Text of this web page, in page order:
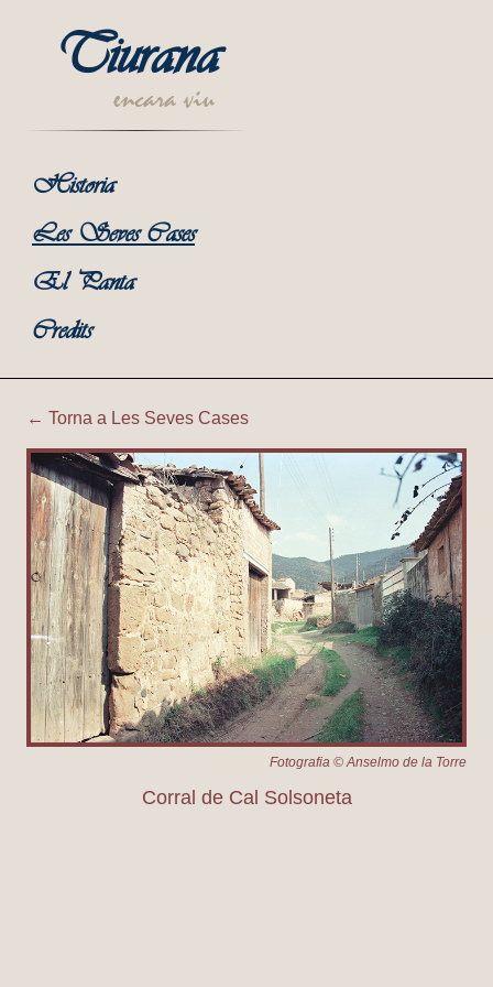
Tiurana
encara viu
Historia
Les Seves Cases
El Panta
Credits
Tiurana | Corral de Cal
← Torna a Les Seves Cases
Fotografia © Anselmo de la Torre
Corral de Cal Solsoneta